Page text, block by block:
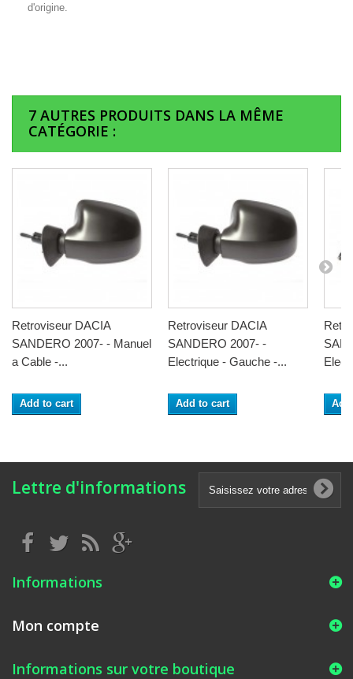
d'origine.
7 AUTRES PRODUITS DANS LA MÊME
CATÉGORIE :
Retroviseur DACIA
SANDERO 2007- - Manuel
a Cable -...
Add to cart
Retroviseur DACIA
SANDERO 2007- -
Electrique - Gauche -...
Add to cart
Lettre d'informations
Informations
Mon compte
Informations sur votre boutique